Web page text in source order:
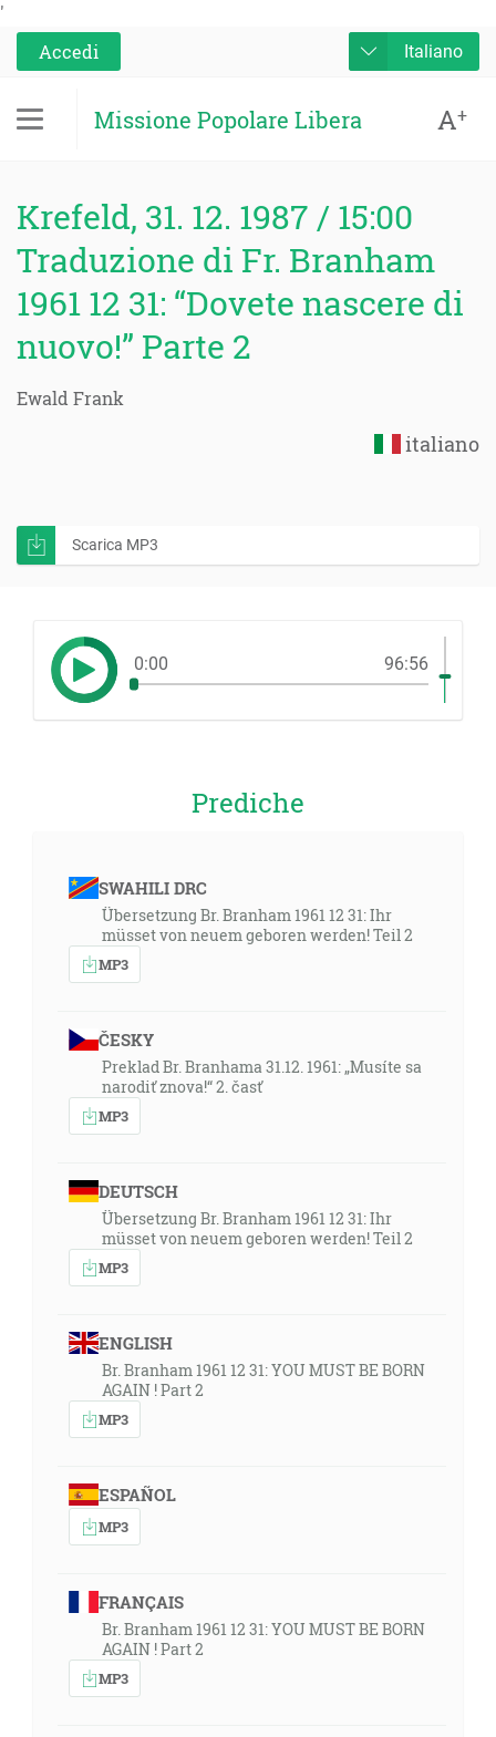
'
Accedi
Italiano
Missione Popolare Libera A+
Krefeld, 31. 12. 1987 / 15:00
Traduzione di Fr. Branham
1961 12 31: “Dovete nascere di
nuovo!” Parte 2
Ewald Frank
italiano
Scarica MP3
0:00 96:56
Prediche
SWAHILI DRC
Übersetzung Br. Branham 1961 12 31: Ihr
müsset von neuem geboren werden! Teil 2
MP3
ČESKY
Preklad Br. Branhama 31.12. 1961: „Musíte sa
narodiť znova!“ 2. časť
MP3
DEUTSCH
Übersetzung Br. Branham 1961 12 31: Ihr
müsset von neuem geboren werden! Teil 2
MP3
ENGLISH
Br. Branham 1961 12 31: YOU MUST BE BORN
AGAIN ! Part 2
MP3
ESPAÑOL
MP3
FRANÇAIS
Br. Branham 1961 12 31: YOU MUST BE BORN
AGAIN ! Part 2
MP3